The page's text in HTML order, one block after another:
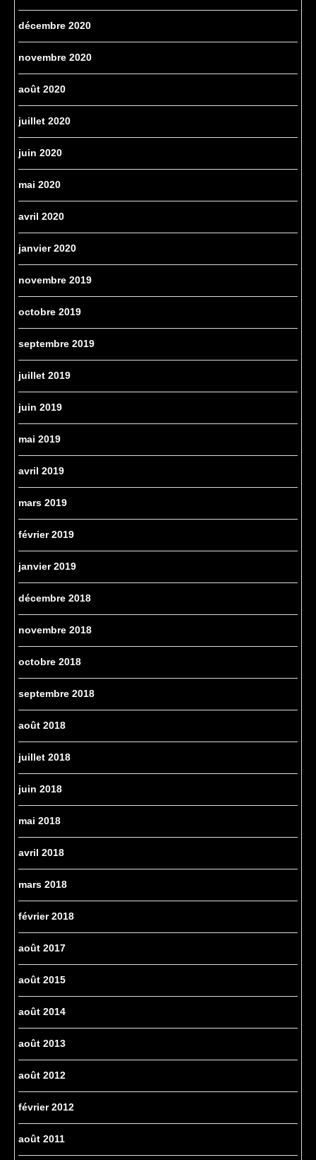
décembre 2020
novembre 2020
août 2020
juillet 2020
juin 2020
mai 2020
avril 2020
janvier 2020
novembre 2019
octobre 2019
septembre 2019
juillet 2019
juin 2019
mai 2019
avril 2019
mars 2019
février 2019
janvier 2019
décembre 2018
novembre 2018
octobre 2018
septembre 2018
août 2018
juillet 2018
juin 2018
mai 2018
avril 2018
mars 2018
février 2018
août 2017
août 2015
août 2014
août 2013
août 2012
février 2012
août 2011